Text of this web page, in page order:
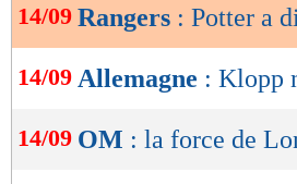
OK
14/09 Rangers : Potter a
14/09 Allemagne : Klopp
14/09 OM : la force de